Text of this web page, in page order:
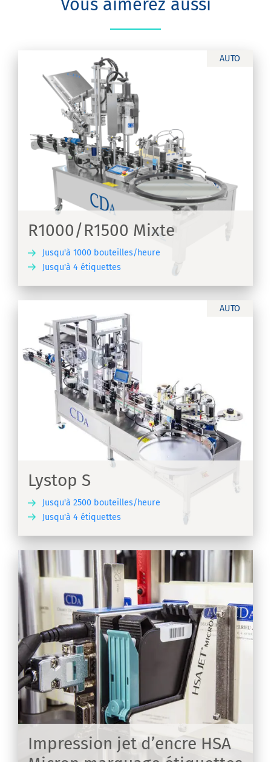
Vous aimerez aussi
AUTO
R1000/R1500 Mixte
Jusqu'à 1000 bouteilles/heure
Jusqu'à 4 étiquettes
AUTO
Lystop S
Jusqu'à 2500 bouteilles/heure
Jusqu'à 4 étiquettes
Impression jet d’encre HSA